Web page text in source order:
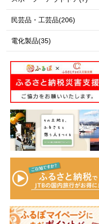
民芸品・工芸品(206)
電化製品(35)